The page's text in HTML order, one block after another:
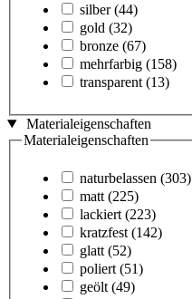
silber (44)
gold (32)
bronze (67)
mehrfarbig (158)
transparent (13)
Materialeigenschaften
Materialeigenschaften
naturbelassen (303)
matt (225)
lackiert (223)
kratzfest (142)
glatt (52)
poliert (51)
geölt (49)